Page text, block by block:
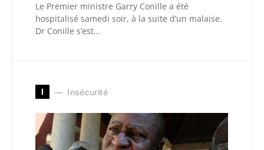
Le Premier ministre Garry Conille a été
hospitalisé samedi soir, à la suite d’un malaise.
Dr Conille s’est…
I Insécurité